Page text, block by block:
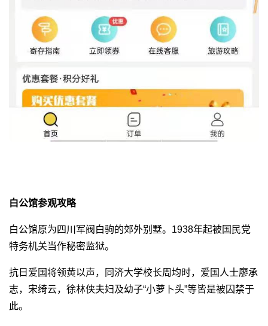
白公馆参观攻略
白公馆原为四川军阀白驹的郊外别墅。1938年起被国民党
特务机关当作秘密监狱。
抗日爱国将领黄以声，同济大学校长周均时，爱国人士廖承
志，宋绮云，徐林侠夫妇及幼子“小萝卜头”等皆是被囚禁于
此。